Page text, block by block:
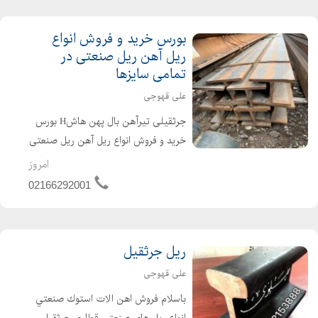
بورس خرید و فروش انواع
ریل آهن ریل صنعتی در
تمامی سایزها
علی قهوجی
جرثقیلی تیرآهن بال پهن هاشH بورس
خرید و فروش انواع ریل آهن ریل صنعتی
در تمامی سایزها تیرآهن بال پهن هاشH
ریل آهن ریل صنعتی ریل جرثقیلی ، ریل
امروز
02166292001
ریل جرثقیل
علی قهوجی
باسلام فروش اهن الات استوك صنعتي